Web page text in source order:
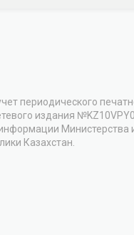
периодического
издания
Казахстан.